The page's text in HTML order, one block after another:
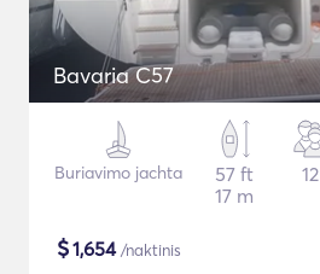
Bavaria C57
Buriavimo jachta
57 ft
17 m
12
$1,654/naktinis